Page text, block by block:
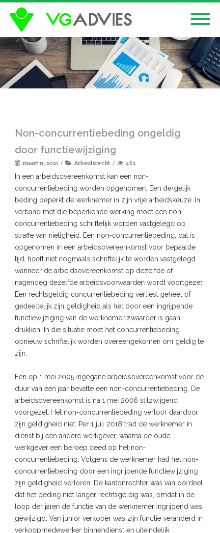
Non-concurrentiebeding ongeldig
door functiewijziging
maart 11, 2021 Arbeidsrecht 462
In een arbeidsovereenkomst kan een non-
concurrentiebeding worden opgenomen. Een dergelijk
beding beperkt de werknemer in zijn vrije arbeidskeuze. In
verband met die beperkende werking moet een non-
concurrentiebeding schriftelijk worden vastgelegd op
straffe van nietigheid. Een non-concurrentiebeding, dat is
opgenomen in een arbeidsovereenkomst voor bepaalde
tijd, hoeft niet nogmaals schriftelijk te worden vastgelegd
wanneer de arbeidsovereenkomst op dezelfde of
nagenoeg dezelfde arbeidsvoorwaarden wordt voortgezet.
Een rechtsgeldig concurrentiebeding verliest geheel of
gedeeltelijk zijn geldigheid als het door een ingrijpende
functiewijziging van de werknemer zwaarder is gaan
drukken. In die situatie moet het concurrentiebeding
opnieuw schriftelijk worden overeengekomen om geldig te
zijn.
Een op 1 mei 2005 ingegane arbeidsovereenkomst voor de
duur van een jaar bevatte een non-concurrentiebeding. De
arbeidsovereenkomst is na 1 mei 2006 stilzwijgend
voorgezet. Het non-concurrentiebeding verloor daardoor
zijn geldigheid niet. Per 1 juli 2018 trad de werknemer in
dienst bij een andere werkgever, waarna de oude
werkgever een beroep deed op het non-
concurrentiebeding. Volgens de werknemer had het non-
concurrentiebeding door een ingrijpende functiewijziging
zijn geldigheid verloren. De kantonrechter was van oordeel
dat het beding niet langer rechtsgeldig was, omdat in de
loop der jaren de functie van de werknemer ingrijpend was
gewijzigd. Van junior verkoper was zijn functie veranderd in
verkoopmedewerker binnendienst en uiteindelijk